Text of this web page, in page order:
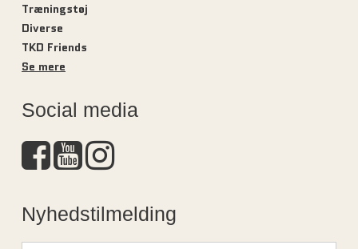
Træningstøj
Diverse
TKD Friends
Se mere
Social media
Nyhedstilmelding